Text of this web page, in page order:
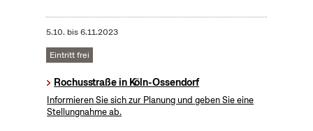
5.10. bis6.11.2023
Eintritt frei
Rochusstraße in Köln-Ossendorf
Informieren Sie sich zur Planung und geben Sie eine
Stellungnahme ab.